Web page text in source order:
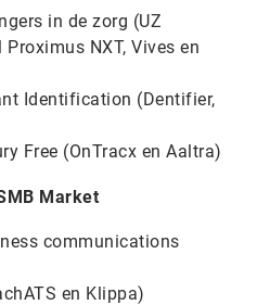
in de zorg (UZ
NXT, Vives en
Identification (Dentifier,
Free (OnTracx en Aaltra)
Market
communications
en Klippa)